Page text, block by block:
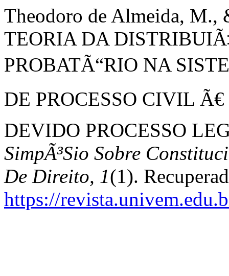
Theodoro de Almeida, M.,
TEORIA DA
PROBATÃ“RIO NA
DE PROCESSO CIVIL
DEVIDO PROCESSO
SimpÃ³Sio Sobre
De Direito, 1(1).
https://